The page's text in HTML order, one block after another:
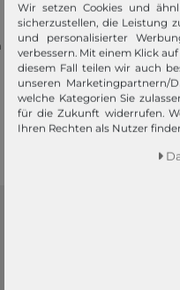
auf
Wir
Wir setzen Cookies und
sicherzustellen, die Leistung
und personalisierter
verbessern. Mit einem Klick
diesem Fall teilen wir auch
unseren Marketingpartnern/
welche Kategorien Sie
für die Zukunft widerrufen.
Ihren Rechten als Nutzer